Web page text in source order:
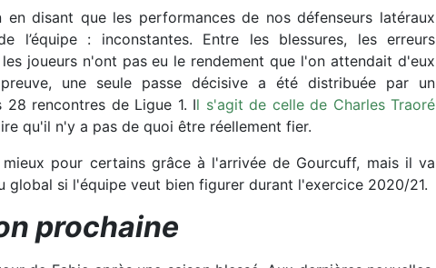
en disant que les performances de nos défenseurs latéraux
l’équipe : inconstantes. Entre les blessures, les erreurs
joueurs n'ont pas eu le rendement que l'on attendait d'eux
une seule passe décisive a été distribuée par un
rencontres de Ligue 1. Il s'agit de celle de Charles Traoré
qu'il n'y a pas de quoi être réellement fier.
pour certains grâce à l'arrivée de Gourcuff, mais il va
global si l'équipe veut bien figurer durant l'exercice 2020/21.
prochaine